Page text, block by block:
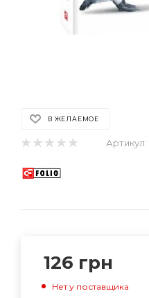
В ЖЕЛАЕМОЕ
Артикул:
126 грн
Нет у поставщика